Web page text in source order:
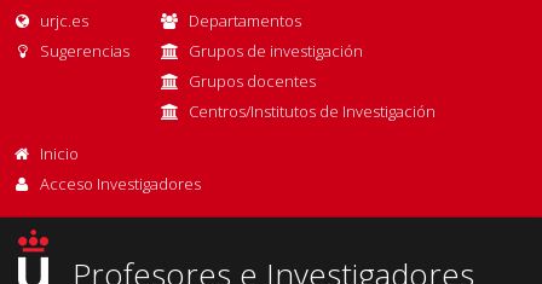
urjc.es
Sugerencias
Departamentos
Grupos de investigación
Grupos docentes
Centros/Institutos de Investigación
Inicio
Acceso Investigadores
Profesores e Investigadores